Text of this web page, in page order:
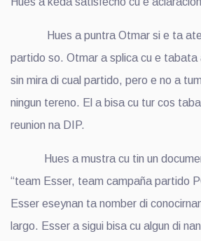
Hues a puntra Otmar si e ta
partido so. Otmar a splica cu e tabata
sin mira di cual partido, pero e no a
ningun tereno. El a bisa cu tur cos
reunion na DIP.
Hues a mustra cu tin un
“team Esser, team campaña partido
Esser eseynan ta nomber di
largo. Esser a sigui bisa cu algun di